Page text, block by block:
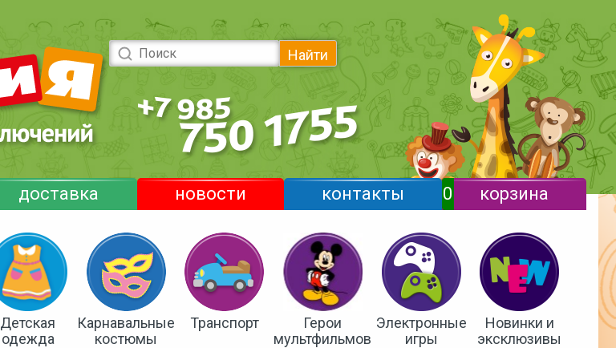
Найти
доставка новости контакты 0 корзина
Детская
одежда
Карнавальные
костюмы
Транспорт
Герои
мультфильмов
Электронные
игры
Новинки и
эксклюзивы